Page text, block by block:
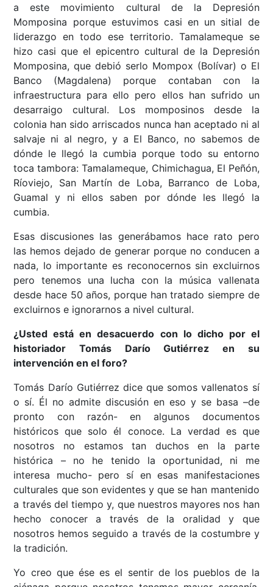
a este movimiento cultural de la Depresión
Momposina porque estuvimos casi en un sitial de
liderazgo en todo ese territorio. Tamalameque se
hizo casi que el epicentro cultural de la Depresión
Momposina, que debió serlo Mompox (Bolívar) o El
Banco (Magdalena) porque contaban con la
infraestructura para ello pero ellos han sufrido un
desarraigo cultural. Los momposinos desde la
colonia han sido arriscados nunca han aceptado ni al
salvaje ni al negro, y a El Banco, no sabemos de
dónde le llegó la cumbia porque todo su entorno
toca tambora: Tamalameque, Chimichagua, El Peñón,
Ríoviejo, San Martín de Loba, Barranco de Loba,
Guamal y ni ellos saben por dónde les llegó la
cumbia.
Esas discusiones las generábamos hace rato pero
las hemos dejado de generar porque no conducen a
nada, lo importante es reconocernos sin excluirnos
pero tenemos una lucha con la música vallenata
desde hace 50 años, porque han tratado siempre de
excluirnos e ignorarnos a nivel cultural.
¿Usted está en desacuerdo con lo dicho por el
historiador Tomás Darío Gutiérrez en su
intervención en el foro?
Tomás Darío Gutiérrez dice que somos vallenatos sí
o sí. Él no admite discusión en eso y se basa –de
pronto con razón- en algunos documentos
históricos que solo él conoce. La verdad es que
nosotros no estamos tan duchos en la parte
histórica – no he tenido la oportunidad, ni me
interesa mucho- pero sí en esas manifestaciones
culturales que son evidentes y que se han mantenido
a través del tiempo y, que nuestros mayores nos han
hecho conocer a través de la oralidad y que
nosotros hemos seguido a través de la costumbre y
la tradición.
Yo creo que ése es el sentir de los pueblos de la